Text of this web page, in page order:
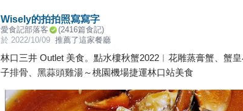
Wisely的拍拍照寫寫字
愛食記部落客 (2416篇食記)
於 2022/10/09 推薦了這家餐廳
林口三井 Outlet 美食。點水樓秋蟹2022︱花雕蒸膏蟹、蟹
子排骨、黑蒜頭雞湯～桃園機場捷運林口站美食